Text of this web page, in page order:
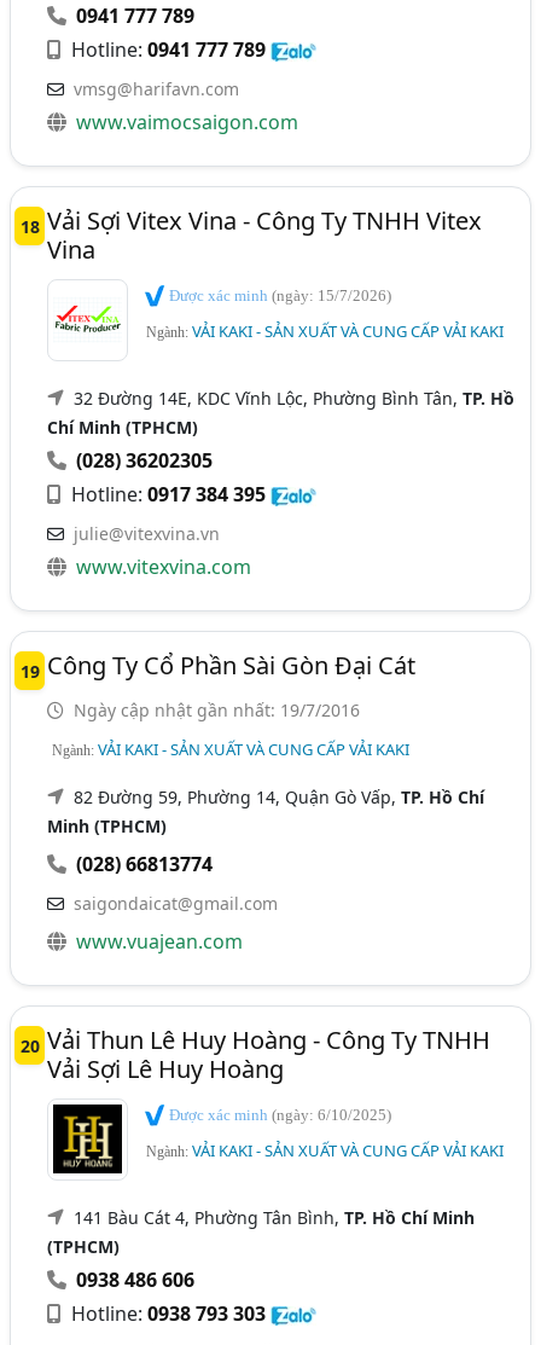
0941 777 789
Hotline:0941 777 789
vmsg@harifavn.com
www.vaimocsaigon.com
18 Vải Sợi Vitex Vina - Công Ty TNHH Vitex
Vina
Được xác minh(ngày: 15/7/2026)
Ngành:VẢI KAKI - SẢN XUẤT VÀ CUNG CẤP VẢI KAKI
32 Đường 14E, KDC Vĩnh Lộc, Phường Bình Tân,TP. Hồ
Chí Minh (TPHCM)
(028) 36202305
Hotline:0917 384 395
julie@vitexvina.vn
www.vitexvina.com
19 Công Ty Cổ Phần Sài Gòn Đại Cát
Ngày cập nhật gần nhất: 19/7/2016
Ngành:VẢI KAKI - SẢN XUẤT VÀ CUNG CẤP VẢI KAKI
82 Đường 59, Phường 14, Quận Gò Vấp,TP. Hồ Chí
Minh (TPHCM)
(028) 66813774
saigondaicat@gmail.com
www.vuajean.com
20 Vải Thun Lê Huy Hoàng - Công Ty TNHH
Vải Sợi Lê Huy Hoàng
Được xác minh(ngày: 6/10/2025)
Ngành:VẢI KAKI - SẢN XUẤT VÀ CUNG CẤP VẢI KAKI
141 Bàu Cát 4, Phường Tân Bình,TP. Hồ Chí Minh
(TPHCM)
0938 486 606
Hotline:0938 793 303